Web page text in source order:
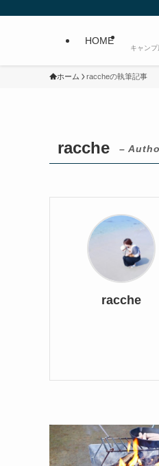
HOME
キャン
ホーム raccheの執筆記事
racche –
racche